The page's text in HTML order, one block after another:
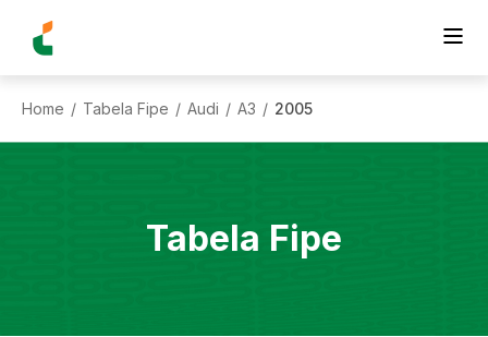
Home / Tabela Fipe / Audi / A3 / 2005
Tabela Fipe